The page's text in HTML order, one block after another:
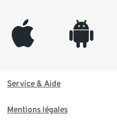
appleinc android
Service & Aide
Mentions légales